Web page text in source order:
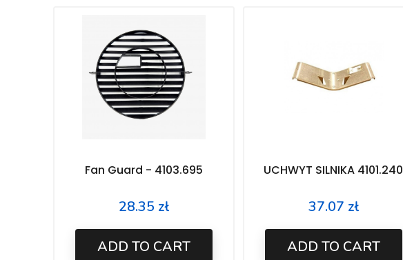
Fan Guard - 4103.695
Price
28.35 zł
ADD TO CART
UCHWYT SILNIKA 4101.240
Price
37.07 zł
ADD TO CART